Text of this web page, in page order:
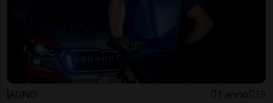
AGNO 1 anno 19